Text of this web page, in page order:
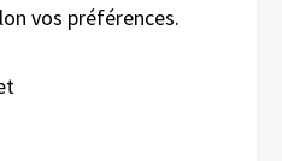
vos préférences.